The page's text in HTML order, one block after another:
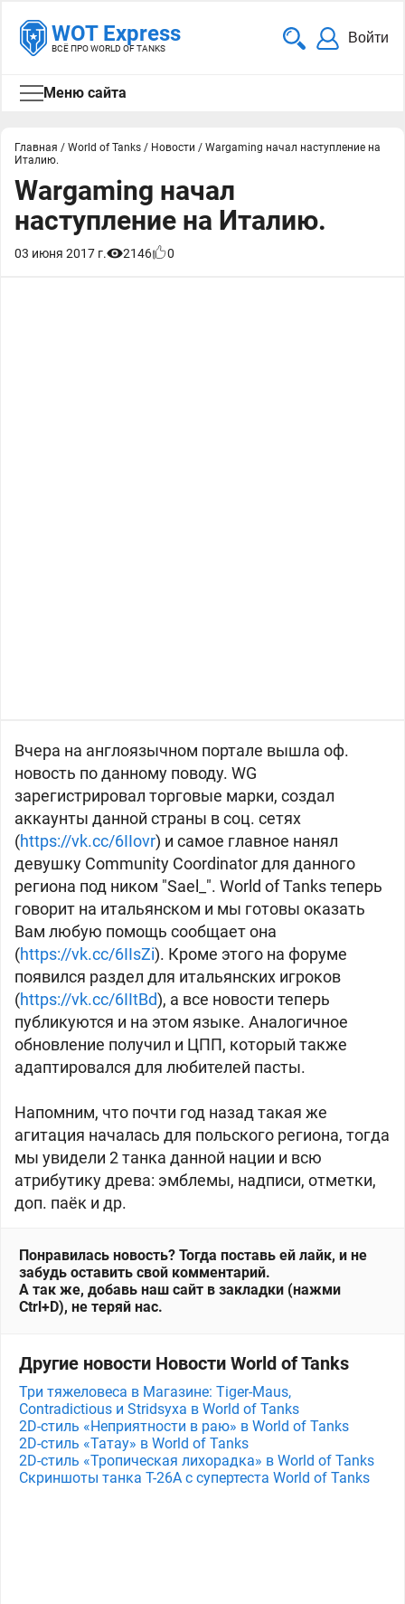
WOT Express
ВСЁ ПРО WORLD OF TANKS
Войти
Меню сайта
Главная / World of Tanks / Новости / Wargaming начал наступление на
Италию.
Wargaming начал
наступление на Италию.
03 июня 2017 г. 2146 0
Вчера на англоязычном портале вышла оф.
новость по данному поводу. WG
зарегистрировал торговые марки, создал
аккаунты данной страны в соц. сетях
(https://vk.cc/6IIovr) и самое главное нанял
девушку Community Coordinator для данного
региона под ником "Sael_". World of Tanks теперь
говорит на итальянском и мы готовы оказать
Вам любую помощь сообщает она
(https://vk.cc/6IIsZi). Кроме этого на форуме
появился раздел для итальянских игроков
(https://vk.cc/6IItBd), а все новости теперь
публикуются и на этом языке. Аналогичное
обновление получил и ЦПП, который также
адаптировался для любителей пасты.
Напомним, что почти год назад такая же
агитация началась для польского региона, тогда
мы увидели 2 танка данной нации и всю
атрибутику древа: эмблемы, надписи, отметки,
доп. паёк и др.
Понравилась новость? Тогда поставь ей лайк, и не
забудь оставить свой комментарий.
А так же, добавь наш сайт в закладки (нажми
Ctrl+D), не теряй нас.
Другие новости Новости World of Tanks
Три тяжеловеса в Магазине: Tiger-Maus,
Contradictious и Stridsyxa в World of Tanks
2D-стиль «Неприятности в раю» в World of Tanks
2D-стиль «Татау» в World of Tanks
2D-стиль «Тропическая лихорадка» в World of Tanks
Скриншоты танка T-26A с супертеста World of Tanks